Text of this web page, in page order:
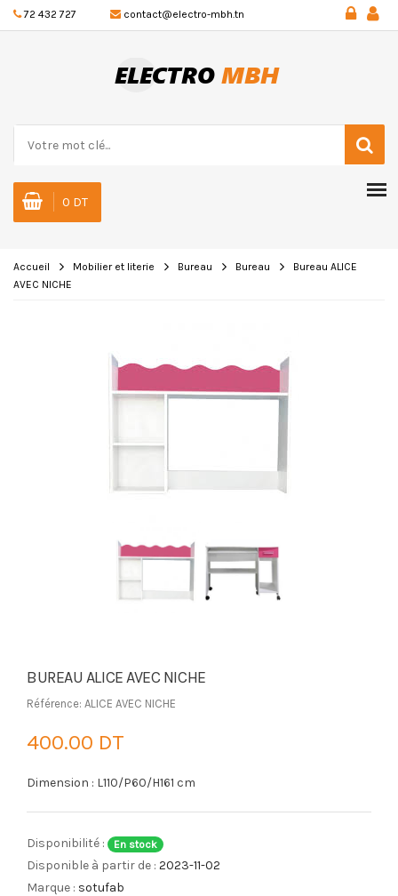
72 432 727 contact@electro-mbh.tn
0 DT
Accueil Mobilier et literie Bureau Bureau
Bureau ALICE
AVEC NICHE
BUREAU ALICE AVEC NICHE
Référence: ALICE AVEC NICHE
400.00 DT
Dimension : L110/P60/H161 cm
Disponibilité : En stock
Disponible à partir de : 2023-11-02
Marque : sotufab